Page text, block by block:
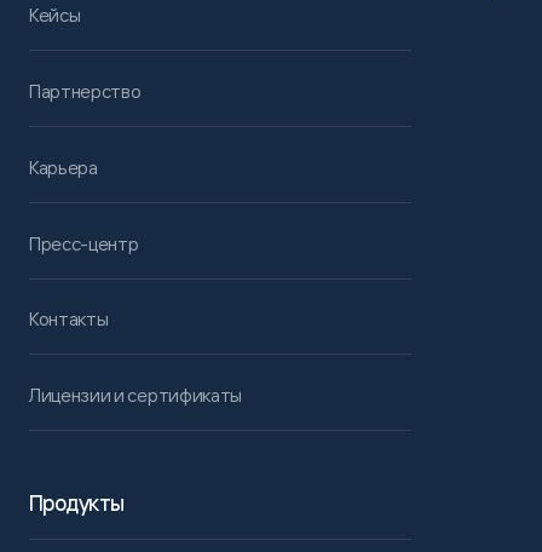
Кейсы
Партнерство
Карьера
Пресс-центр
Контакты
Лицензии и сертификаты
Продукты